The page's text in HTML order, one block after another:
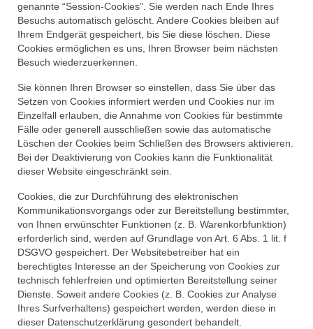
genannte “Session-Cookies”. Sie werden nach Ende Ihres
Besuchs automatisch gelöscht. Andere Cookies bleiben auf
Ihrem Endgerät gespeichert, bis Sie diese löschen. Diese
Cookies ermöglichen es uns, Ihren Browser beim nächsten
Besuch wiederzuerkennen.
Sie können Ihren Browser so einstellen, dass Sie über das
Setzen von Cookies informiert werden und Cookies nur im
Einzelfall erlauben, die Annahme von Cookies für bestimmte
Fälle oder generell ausschließen sowie das automatische
Löschen der Cookies beim Schließen des Browsers aktivieren.
Bei der Deaktivierung von Cookies kann die Funktionalität
dieser Website eingeschränkt sein.
Cookies, die zur Durchführung des elektronischen
Kommunikationsvorgangs oder zur Bereitstellung bestimmter,
von Ihnen erwünschter Funktionen (z. B. Warenkorbfunktion)
erforderlich sind, werden auf Grundlage von Art. 6 Abs. 1 lit. f
DSGVO gespeichert. Der Websitebetreiber hat ein
berechtigtes Interesse an der Speicherung von Cookies zur
technisch fehlerfreien und optimierten Bereitstellung seiner
Dienste. Soweit andere Cookies (z. B. Cookies zur Analyse
Ihres Surfverhaltens) gespeichert werden, werden diese in
dieser Datenschutzerklärung gesondert behandelt.